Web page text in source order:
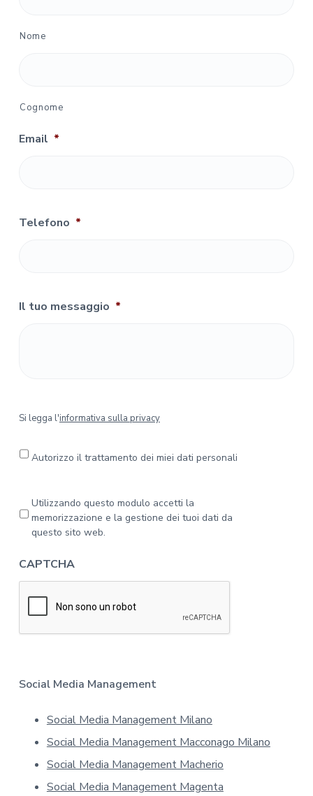
Nome
Cognome
Email *
Telefono *
Il tuo messaggio *
S
e
l
f
o
t
a
Si legga l'informativa sulla privacy
Autorizzo il trattamento dei miei dati personali
r
c
y
*
Utilizzando questo modulo accetti la
memorizzazione e la gestione dei tuoi dati da
questo sito web.
CAPTCHA
Social Media Management
Social Media Management Milano
Social Media Management Macconago Milano
Social Media Management Macherio
Social Media Management Magenta